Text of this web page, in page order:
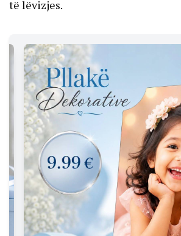
të lëvizjes.